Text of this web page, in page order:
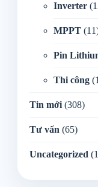
Inverter
MPPT
Pin
Thi công
Tin mới (308)
Tư vấn (65)
Uncategorized